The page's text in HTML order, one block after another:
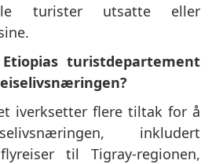
turister utsatte eller
turistdepartement
iverksetter flere tiltak for å
inkludert
til Tigray-regionen,